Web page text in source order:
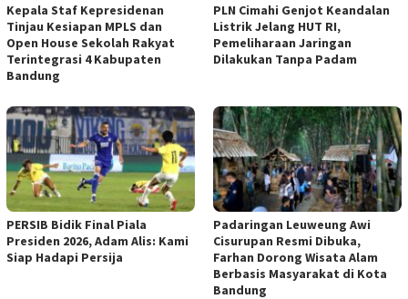
Kepala Staf Kepresidenan
Tinjau Kesiapan MPLS dan
Open House Sekolah Rakyat
Terintegrasi 4 Kabupaten
Bandung
PLN Cimahi Genjot Keandalan
Listrik Jelang HUT RI,
Pemeliharaan Jaringan
Dilakukan Tanpa Padam
PERSIB Bidik Final Piala
Presiden 2026, Adam Alis: Kami
Siap Hadapi Persija
Padaringan Leuweung Awi
Cisurupan Resmi Dibuka,
Farhan Dorong Wisata Alam
Berbasis Masyarakat di Kota
Bandung